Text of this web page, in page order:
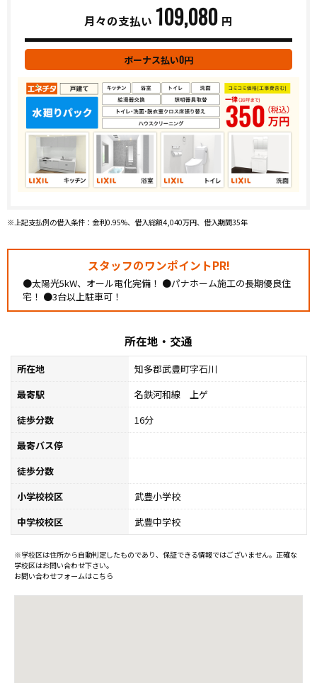
月々の支払い 109,080 円
ボーナス払い0円
※上記支払例の借入条件：金利0.95%、借入総額4,040万円、借入期間35年
スタッフのワンポイントPR!
●太陽光5kW、オール電化完備！ ●パナホーム施工の長期優良住
宅！ ●3台以上駐車可！
所在地・交通
所在地
知多郡武豊町字石川
最寄駅
名鉄河和線 上ゲ
徒歩分数
16分
最寄バス停
徒歩分数
小学校校区
武豊小学校
中学校校区
武豊中学校
※学校区は住所から自動判定したものであり、保証できる情報ではございません。正確な
学校区はお問い合わせ下さい。
お問い合わせフォームはこちら